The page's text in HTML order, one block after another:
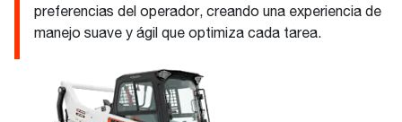
preferencias del operador, creando una experiencia de
manejo suave y ágil que optimiza cada tarea.